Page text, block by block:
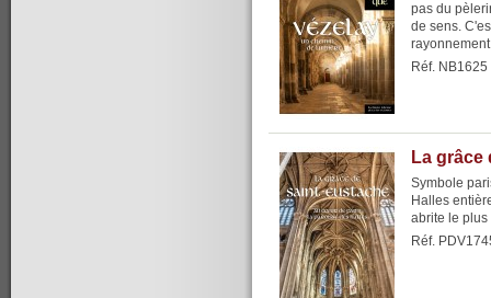
pas du
de sens.
Réf. NB1625
La grâce
Symbole
Halles
abrite le
Réf.